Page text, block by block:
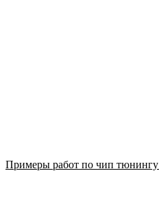
Примеры работ по чип